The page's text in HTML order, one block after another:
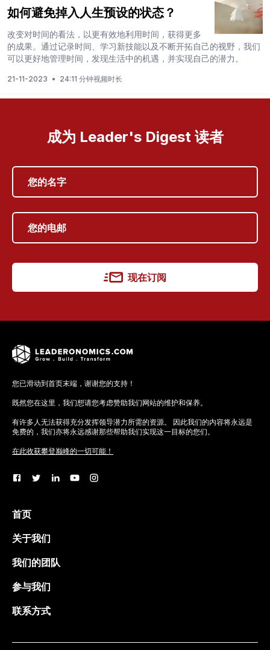
如何避免掉入人生预设的状态？
改变对时间的看法，以更有效地利用时间，获得更多
的成果。通过记录时间、学习新技能以及不断开拓自己的视野，我们
可以更好地管理时间，发现生活中的机遇，并实现自己的潜力。
21-11-2023 • 24:11 分钟视频时长
成为 Leader's Digest 读者
现在订阅
您已滑动到首页末端，谢谢您的支持！
既然您在这里，我们想请您考虑赞助我们网站的维护和保养。
有许多人无法获得充分发挥领导潜力所需的资源。 因此我们的内容将永远是
免费的，我们亦将永远感谢那些帮助我们实现这一目标的您们。
在此收获攀登巅峰的一切可能！
首页
关于我们
我们的团队
参与我们
联系方式